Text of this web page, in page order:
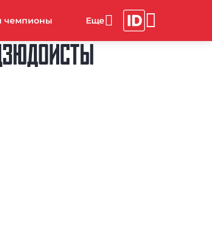
чемпионы